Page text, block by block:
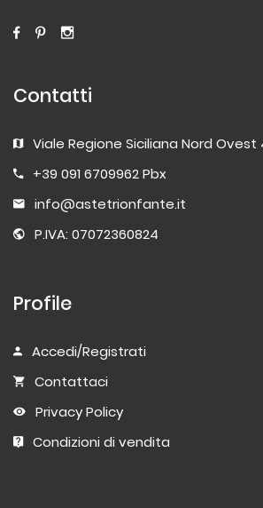
Contatti
Viale Regione Siciliana Nord Ovest
+39 091 6709962 Pbx
info@astetrionfante.it
P.IVA: 07072360824
Profile
Accedi/Registrati
Contattaci
Privacy Policy
Condizioni di vendita